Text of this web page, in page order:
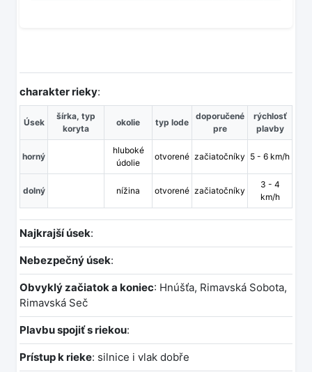
charakter rieky:
Úsek
šírka, typ
koryta
okolie typ lode
doporučené
pre
rýchlosť
plavby
horný
hluboké
údolie
otvorené začiatočníky 5 - 6 km/h
dolný nížina otvorené začiatočníky
3 - 4
km/h
Najkrajší úsek:
Nebezpečný úsek:
Obvyklý začiatok a koniec: Hnúšťa, Rimavská Sobota,
Rimavská Seč
Plavbu spojiť s riekou:
Prístup k rieke: silnice i vlak dobře